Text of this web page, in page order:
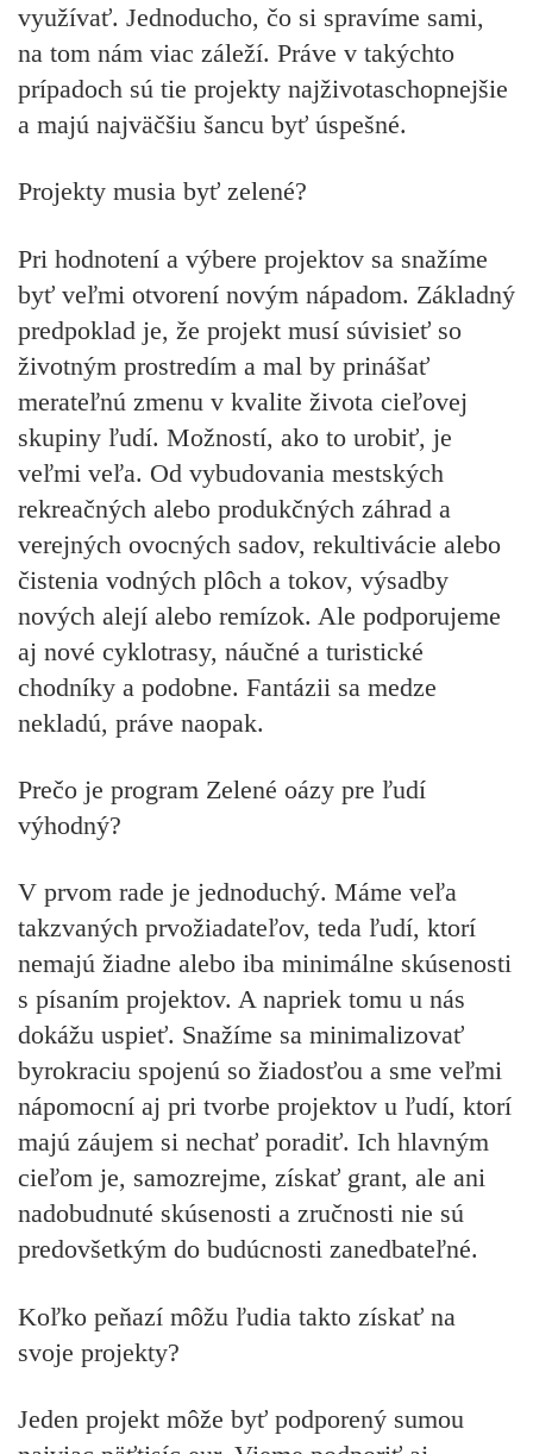
využívať. Jednoducho, čo si spravíme sami,
na tom nám viac záleží. Práve v takýchto
prípadoch sú tie projekty najživotaschopnejšie
a majú najväčšiu šancu byť úspešné.
Projekty musia byť zelené?
Pri hodnotení a výbere projektov sa snažíme
byť veľmi otvorení novým nápadom. Základný
predpoklad je, že projekt musí súvisieť so
životným prostredím a mal by prinášať
merateľnú zmenu v kvalite života cieľovej
skupiny ľudí. Možností, ako to urobiť, je
veľmi veľa. Od vybudovania mestských
rekreačných alebo produkčných záhrad a
verejných ovocných sadov, rekultivácie alebo
čistenia vodných plôch a tokov, výsadby
nových alejí alebo remízok. Ale podporujeme
aj nové cyklotrasy, náučné a turistické
chodníky a podobne. Fantázii sa medze
nekladú, práve naopak.
Prečo je program Zelené oázy pre ľudí
výhodný?
V prvom rade je jednoduchý. Máme veľa
takzvaných prvožiadateľov, teda ľudí, ktorí
nemajú žiadne alebo iba minimálne skúsenosti
s písaním projektov. A napriek tomu u nás
dokážu uspieť. Snažíme sa minimalizovať
byrokraciu spojenú so žiadosťou a sme veľmi
nápomocní aj pri tvorbe projektov u ľudí, ktorí
majú záujem si nechať poradiť. Ich hlavným
cieľom je, samozrejme, získať grant, ale ani
nadobudnuté skúsenosti a zručnosti nie sú
predovšetkým do budúcnosti zanedbateľné.
Koľko peňazí môžu ľudia takto získať na
svoje projekty?
Jeden projekt môže byť podporený sumou